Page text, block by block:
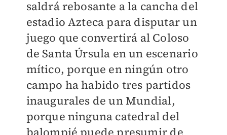
saldrá rebosante a la cancha del
estadio Azteca para disputar un
juego que convertirá al Coloso
de Santa Úrsula en un escenario
mítico, porque en ningún otro
campo ha habido tres partidos
inaugurales de un Mundial,
porque ninguna catedral del